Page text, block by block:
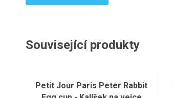
Související produkty
Petit Jour Paris Peter Rabbit